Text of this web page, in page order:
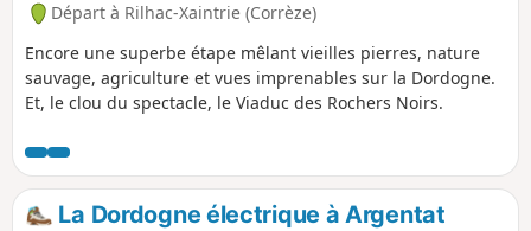
Départ à Rilhac-Xaintrie (Corrèze)
Encore une superbe étape mêlant vieilles pierres, nature
sauvage, agriculture et vues imprenables sur la Dordogne.
Et, le clou du spectacle, le Viaduc des Rochers Noirs.
La Dordogne électrique à Argentat